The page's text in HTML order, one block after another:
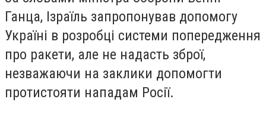
Ганца, Ізраїль запропонував допомогу
Україні в розробці системи попередження
про ракети, але не надасть зброї,
незважаючи на заклики допомогти
протистояти нападам Росії.